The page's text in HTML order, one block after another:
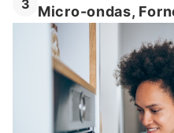
3 Micro-ondas,